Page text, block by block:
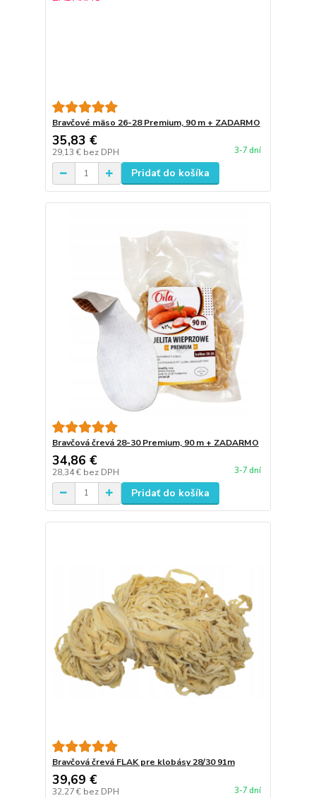
Bravčové mäso 26-28 Premium, 90 m + ZADARMO
35,83 €
29,13 € bez DPH 3-7 dní
Pridať do košíka
Bravčová črevá 28-30 Premium, 90 m + ZADARMO
34,86 €
28,34 € bez DPH 3-7 dní
Pridať do košíka
Bravčová črevá FLAK pre klobásy 28/30 91m
39,69 €
32,27 € bez DPH 3-7 dní